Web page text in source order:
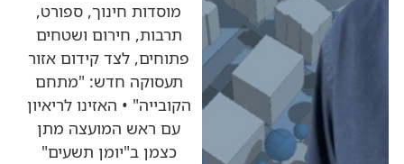
מוסדות חינוך, ספורט,
תרבות, חירום ושטחים
פתוחים, לצד קידום אזור
תעסוקה חדש: "מתחם
הקובייה" • האזינו לריאיון
עם ראש המועצה מתן
כצמן ב"יומן תשעים"